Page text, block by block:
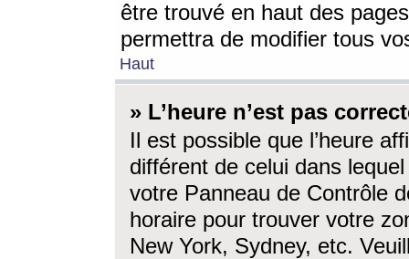
être trouvé en haut des
permettra de modifier tous
Haut
» L’heure n’est pas
Il est possible que l’heure
différent de celui dans
votre Panneau de Contrôle
horaire pour trouver votre
New York, Sydney, etc.